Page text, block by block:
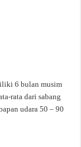
6 bulan musim
rata dari sabang
udara 50 – 90